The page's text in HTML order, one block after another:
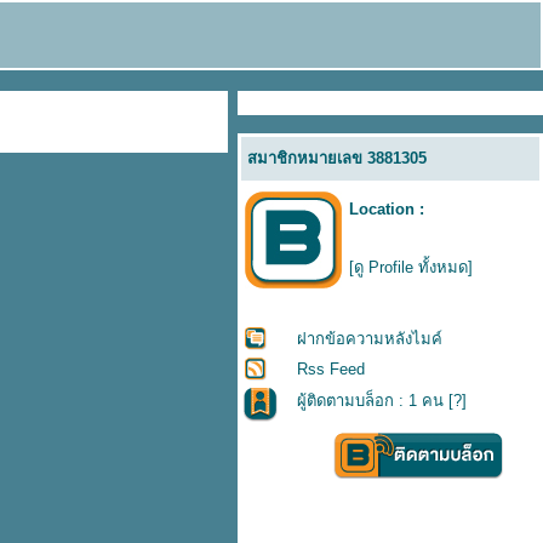
สมาชิกหมายเลข 3881305
Location :
[ดู Profile ทั้งหมด]
ฝากข้อความหลังไมค์
Rss Feed
ผู้ติดตามบล็อก : 1 คน [?]